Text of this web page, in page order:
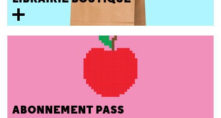
ABONNEMENT PASS